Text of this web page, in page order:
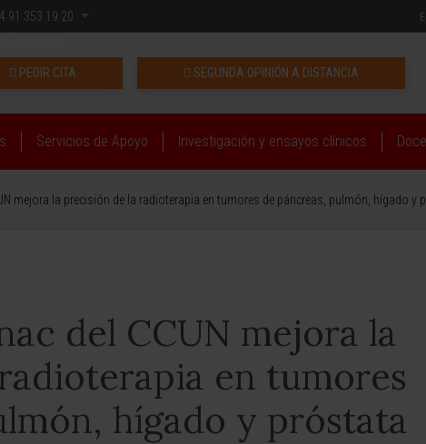
91 353 19 20
SEGUNDA OPINIÓN A DISTANCIA
PEDIR CITA
Servicios de Apoyo Investigación y ensayos clínicos
mejora la precisión de la radioterapia en tumores de páncreas, pulmón, hígado y
del CCUN mejora la
en tumores
hígado y próstata